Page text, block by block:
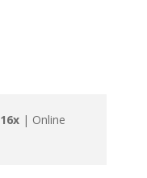
16x | Online